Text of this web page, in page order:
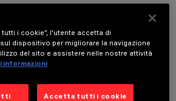
05/08/2026
i cookie”, l'utente accetta di
dispositivo per migliorare la navigazione
del sito e assistere nelle nostre attività
informazioni
Accetta tutti i cookie